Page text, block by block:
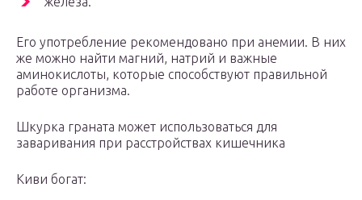
Его употребление рекомендовано при анемии. В них
же можно найти магний, натрий и важные
аминокислоты, которые способствуют правильной
работе организма.
Шкурка граната может использоваться для
заваривания при расстройствах кишечника
Киви богат: